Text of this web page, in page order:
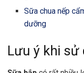
Sữa chua nếp
dưỡng
Lưu ý khi sử